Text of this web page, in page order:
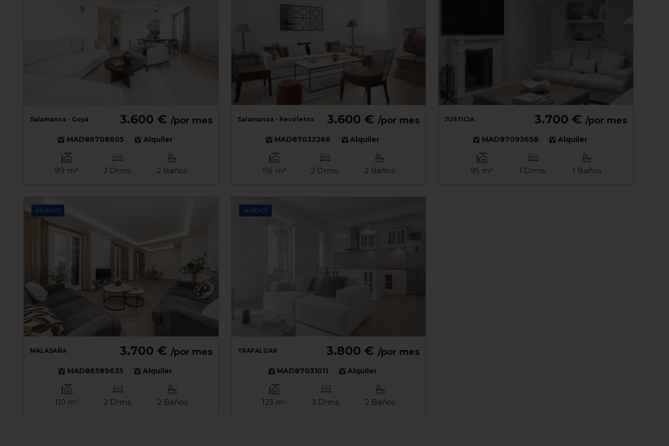
Salamanca - Goya 3.600 € /por mes
MAD86708605 Alquiler
99 m² 2 Drms. 2 Baños
Salamanca - Recoletos 3.600 € /por mes
MAD87032266 Alquiler
115 m² 2 Drms. 2 Baños
JUSTICIA 3.700 € /por mes
MAD87093658 Alquiler
95 m² 1 Drms. 1 Baños
¡NUEVO!
MALASAÑA 3.700 € /por mes
MAD86589635 Alquiler
110 m² 2 Drms. 2 Baños
¡NUEVO!
TRAFALGAR 3.800 € /por mes
MAD87031011 Alquiler
123 m² 3 Drms. 2 Baños